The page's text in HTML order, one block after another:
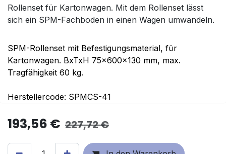
Rollenset für Kartonwagen. Mit dem Rollenset lässt
sich ein SPM-Fachboden in einen Wagen umwandeln.
SPM-Rollenset mit Befestigungsmaterial, für
Kartonwagen. BxTxH 75x600x130 mm, max.
Tragfähigkeit 60 kg.
Herstellercode: SPMCS-41
193,56 € 227,72€